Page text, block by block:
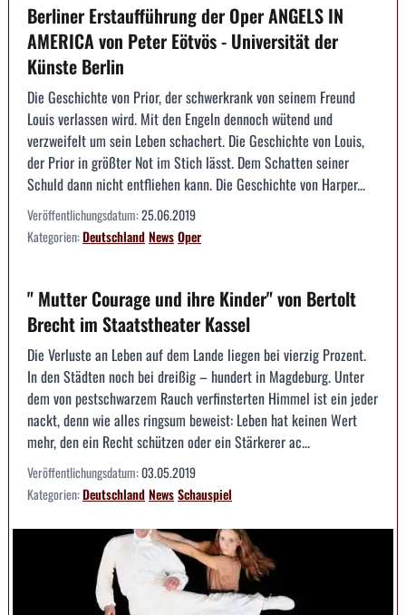
Berliner Erstaufführung der Oper ANGELS IN
AMERICA von Peter Eötvös - Universität der
Künste Berlin
Die Geschichte von Prior, der schwerkrank von seinem Freund
Louis verlassen wird. Mit den Engeln dennoch wütend und
verzweifelt um sein Leben schachert. Die Geschichte von Louis,
der Prior in größter Not im Stich lässt. Dem Schatten seiner
Schuld dann nicht entfliehen kann. Die Geschichte von Harper...
Veröffentlichungsdatum:25.06.2019
Kategorien:DeutschlandNewsOper
" Mutter Courage und ihre Kinder" von Bertolt
Brecht im Staatstheater Kassel
Die Verluste an Leben auf dem Lande liegen bei vierzig Prozent.
In den Städten noch bei dreißig – hundert in Magdeburg. Unter
dem von pestschwarzem Rauch verfinsterten Himmel ist ein jeder
nackt, denn wie alles ringsum beweist: Leben hat keinen Wert
mehr, den ein Recht schützen oder ein Stärkerer ac...
Veröffentlichungsdatum:03.05.2019
Kategorien:DeutschlandNewsSchauspiel